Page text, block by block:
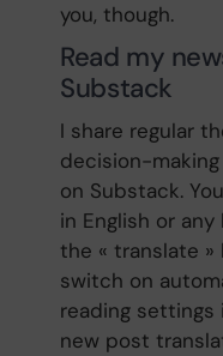
you, though.
Read my
Substack
I share regular
decision-
on Substack.
in English or
the « translate
switch on
reading settings
new post